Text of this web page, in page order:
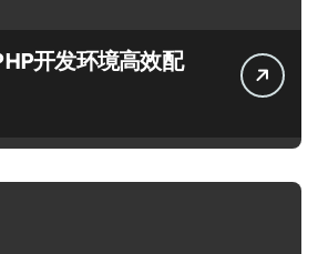
开发环境高效配